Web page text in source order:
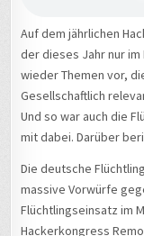
Auf dem jährlichen
der dieses Jahr nur
wieder Themen vor,
Gesellschaftlich
Und so war auch die
mit dabei. Darüber
Die deutsche
massive Vorwürfe
Flüchtlingseinsatz im
Hackerkongress